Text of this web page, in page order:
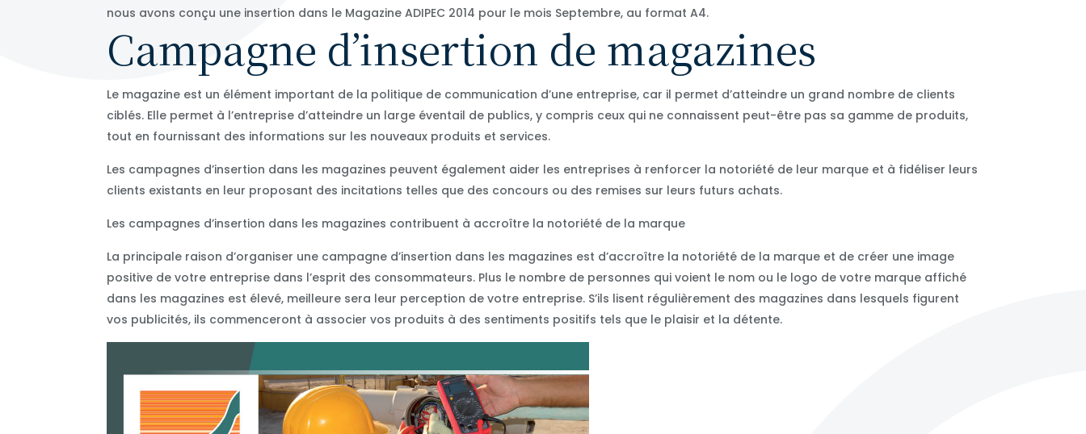
nous avons conçu une insertion dans le Magazine ADIPEC 2014 pour le mois Septembre, au format A4.
Campagne d’insertion de magazines
Le magazine est un élément important de la politique de communication d’une entreprise, car il permet d’atteindre un grand nombre de clients
ciblés. Elle permet à l’entreprise d’atteindre un large éventail de publics, y compris ceux qui ne connaissent peut-être pas sa gamme de produits,
tout en fournissant des informations sur les nouveaux produits et services.
Les campagnes d’insertion dans les magazines peuvent également aider les entreprises à renforcer la notoriété de leur marque et à fidéliser leurs
clients existants en leur proposant des incitations telles que des concours ou des remises sur leurs futurs achats.
Les campagnes d’insertion dans les magazines contribuent à accroître la notoriété de la marque
La principale raison d’organiser une campagne d’insertion dans les magazines est d’accroître la notoriété de la marque et de créer une image
positive de votre entreprise dans l’esprit des consommateurs. Plus le nombre de personnes qui voient le nom ou le logo de votre marque affiché
dans les magazines est élevé, meilleure sera leur perception de votre entreprise. S’ils lisent régulièrement des magazines dans lesquels figurent
vos publicités, ils commenceront à associer vos produits à des sentiments positifs tels que le plaisir et la détente.